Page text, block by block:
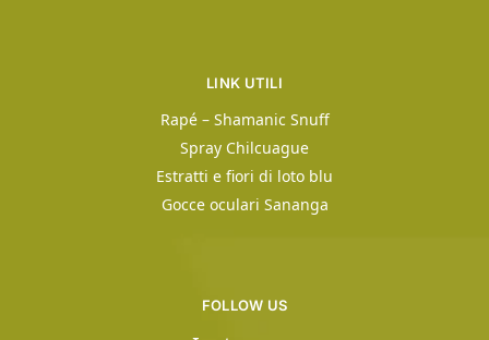
LINK UTILI
Rapé – Shamanic Snuff
Spray Chilcuague
Estratti e fiori di loto blu
Gocce oculari Sananga
FOLLOW US